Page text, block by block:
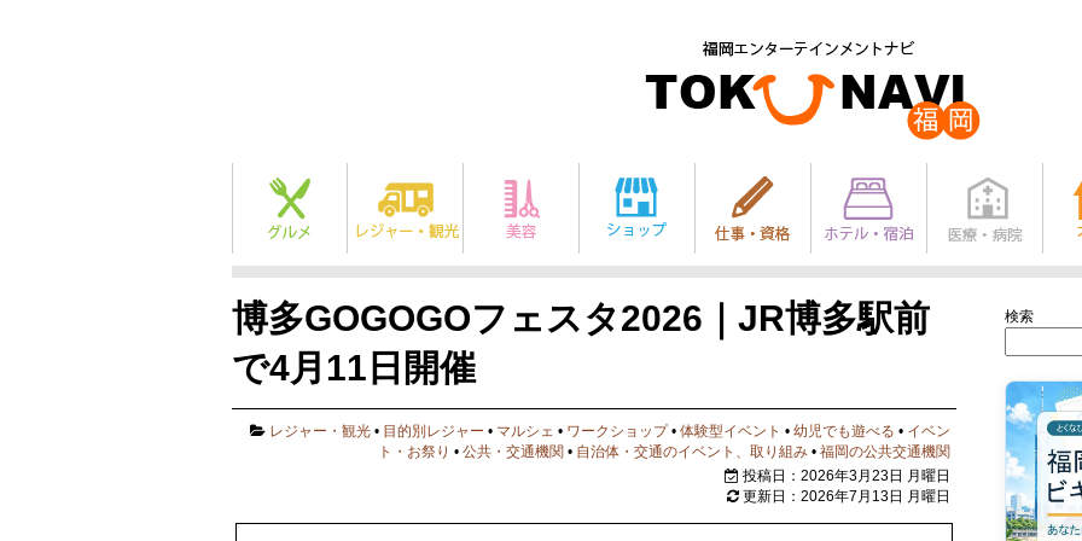
博多GOGOGOフェスタ2026｜JR博多駅前
で4月11日開催
レジャー・観光 • 目的別レジャー • マルシェ • ワークショップ• 体験型イベント • 幼児でも遊べる • イベン
ト・お祭り • 公共・交通機関 • 自治体・交通のイベント、取り組み • 福岡の公共交通機関
投稿日：2026年3月23日 月曜日
更新日：2026年7月13日 月曜日
検索